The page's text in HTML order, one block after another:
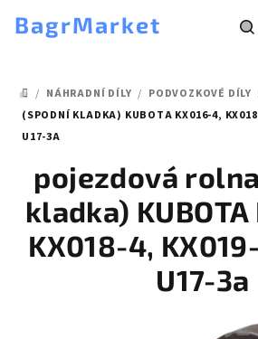
BagrMarket
DOMŮ
/ NÁHRADNÍ DÍLY / PODVOZKOVÉ DÍLY
(SPODNÍ KLADKA) KUBOTA KX016-4,
U17-3A
pojezdová
kladka)
KX018-4,
U17-3a